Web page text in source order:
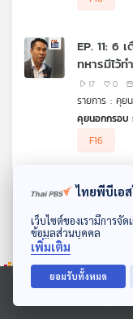
บทความ
เกี่ยว
ดาวน์โหลด Thai PBS Podcast
Ⓒ 2020 องค์การกระจายเสียงและแ
การจัดซื้อเ
สำหรับการพั
EP. 11: 6
ทหารมีไว้ท
17 0
รายการ : คุย
คุยนอกกรอบ
รมว.กลาโหม
และโจทย์ท้
สมัครใจ แล
F16
ไทยพีบีเอ
เว็บไซต์ของเรามีการจั
ข้อมูลส่วนบุคคล
เพิ่มเติม
ยอมรับทั้งหมด